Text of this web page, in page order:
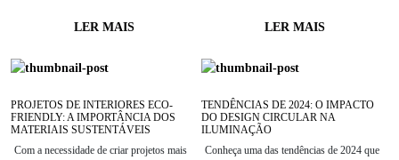
LER MAIS LER MAIS
PROJETOS DE INTERIORES ECO-
FRIENDLY: A IMPORTÂNCIA DOS
MATERIAIS SUSTENTÁVEIS
Com a necessidade de criar projetos mais
TENDÊNCIAS DE 2024: O IMPACTO
DO DESIGN CIRCULAR NA
ILUMINAÇÃO
Conheça uma das tendências de 2024 que